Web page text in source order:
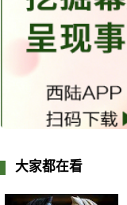
大家都在看